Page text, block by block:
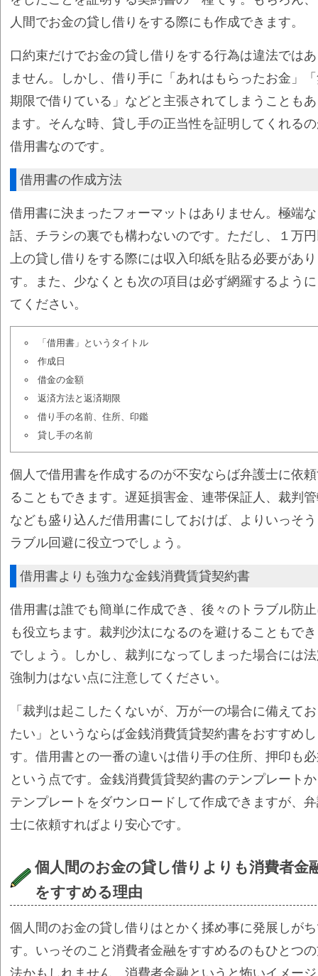
人間でお金の貸し借りをする際にも作成できます。
口約束だけでお金の貸し借りをする行為は違法では
ません。しかし、借り手に「あれはもらったお金」
期限で借りている」などと主張されてしまうことも
ます。そんな時、貸し手の正当性を証明してくれる
借用書なのです。
借用書の作成方法
借用書に決まったフォーマットはありません。極端な
話、チラシの裏でも構わないのです。ただし、１万
上の貸し借りをする際には収入印紙を貼る必要があ
す。また、少なくとも次の項目は必ず網羅するよう
てください。
「借用書」というタイトル
作成日
借金の金額
返済方法と返済期限
借り手の名前、住所、印鑑
貸し手の名前
個人で借用書を作成するのが不安ならば弁護士に依
ることもできます。遅延損害金、連帯保証人、裁判
なども盛り込んだ借用書にしておけば、よりいっそ
ラブル回避に役立つでしょう。
借用書よりも強力な金銭消費賃貸契約書
借用書は誰でも簡単に作成でき、後々のトラブル防
も役立ちます。裁判沙汰になるのを避けることもで
でしょう。しかし、裁判になってしまった場合には
強制力はない点に注意してください。
「裁判は起こしたくないが、万が一の場合に備えて
たい」というならば金銭消費賃貸契約書をおすすめ
す。借用書との一番の違いは借り手の住所、押印も
という点です。金銭消費賃貸契約書のテンプレート
テンプレートをダウンロードして作成できますが、
士に依頼すればより安心です。
個人間のお金の貸し借りよりも消費者金
をすすめる理由
個人間のお金の貸し借りはとかく揉め事に発展しが
す。いっそのこと消費者金融をすすめるのもひとつ
法かもしれません。消費者金融というと怖いイメー